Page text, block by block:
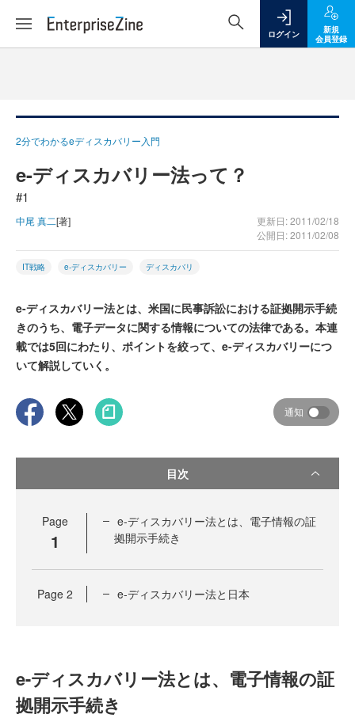
ログイン
新規
会員登録
2分でわかるeディスカバリー入門
e-ディスカバリー法って？
#1
中尾 真二[著]
更新日: 2011/02/18
公開日: 2011/02/08
IT戦略 e-ディスカバリー ディスカバリ
e-ディスカバリー法とは、米国に民事訴訟における証拠開示手続
きのうち、電子データに関する情報についての法律である。本連
載では5回にわたり、ポイントを絞って、e-ディスカバリーにつ
いて解説していく。
通知
目次
Page
1
e-ディスカバリー法とは、電子情報の証
拠開示手続き
Page 2 e-ディスカバリー法と日本
e-ディスカバリー法とは、電子情報の証
拠開示手続き